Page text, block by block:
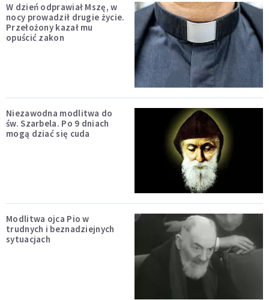
W dzień odprawiał Mszę, w
nocy prowadził drugie życie.
Przełożony kazał mu
opuścić zakon
Niezawodna modlitwa do
św. Szarbela. Po 9 dniach
mogą dziać się cuda
Modlitwa ojca Pio w
trudnych i beznadziejnych
sytuacjach